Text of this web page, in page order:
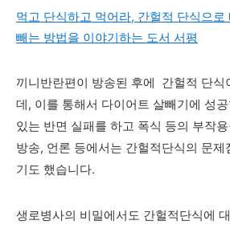
먹고 단식하고 먹어라, 간헐적 단식으
빼는 방법을 이야기하는 도서 서평
끼니반란편이 방송된 후에
간헐적 단식
데, 이를 통해서 다이어트 살빼기에 성
있는 반면 실패를 하고 폭식 등의 부작
방송, 언론 등에서는 간헐적단식의 문
기도 했습니다.
생로병사의 비밀에서도 간헐적단식에